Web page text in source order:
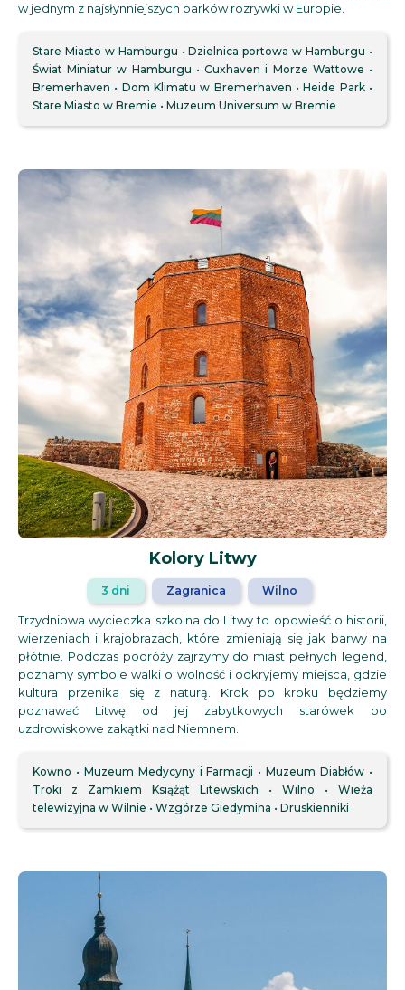
w jednym z najsłynniejszych parków rozrywki w Europie.
Stare Miasto w Hamburgu
Dzielnica portowa w Hamburgu
Świat Miniatur w Hamburgu
Cuxhaven i Morze Wattowe
Bremerhaven
Dom Klimatu w Bremerhaven
Heide Park
Stare Miasto w Bremie
Muzeum Universum w Bremie
Kolory Litwy
3 dni Zagranica Wilno
Trzydniowa wycieczka szkolna do Litwy to opowieść o historii,
wierzeniach i krajobrazach, które zmieniają się jak barwy na
płótnie. Podczas podróży zajrzymy do miast pełnych legend,
poznamy symbole walki o wolność i odkryjemy miejsca, gdzie
kultura przenika się z naturą. Krok po kroku będziemy
poznawać Litwę od jej zabytkowych starówek po
uzdrowiskowe zakątki nad Niemnem.
Kowno Muzeum Medycyny i Farmacji
Muzeum Diabłów
Troki z Zamkiem Książąt Litewskich
Wilno
Wieża
telewizyjna w Wilnie
Wzgórze Giedymina Druskienniki